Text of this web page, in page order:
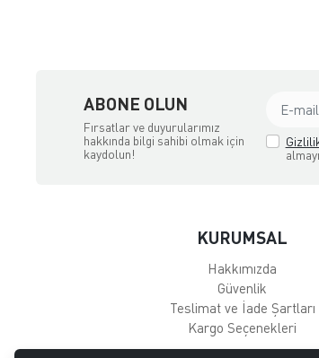
ABONE OLUN
Fırsatlar ve duyurularımız
hakkında bilgi sahibi olmak için
kaydolun!
KURUMSAL
Hakkımızda
Güvenlik
Teslimat ve İade Şartları
Kargo Seçenekleri